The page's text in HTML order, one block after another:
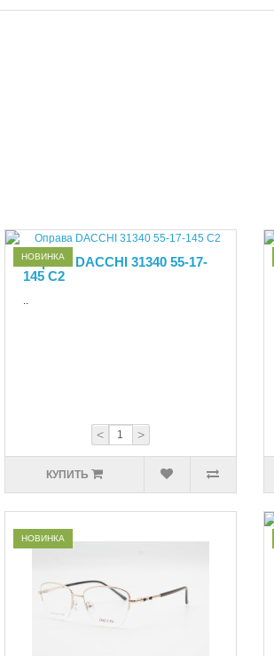
НОВИНКА
Оправа DACCHI 31340 55-17-
145 C2
..
< >
КУПИТЬ
НОВИНКА